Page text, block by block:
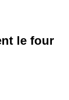
le four